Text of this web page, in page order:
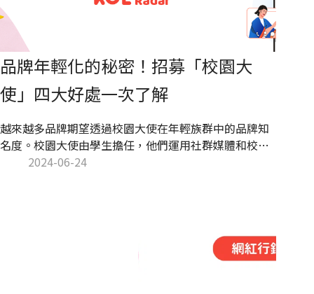
品牌年輕化的秘密！招募「校園大
使」四大好處一次了解
越來越多品牌期望透過校園大使在年輕族群中的品牌知
名度。校園大使由學生擔任，他們運用社群媒體和校園
資源，協助品牌在校園中進行宣傳品牌形象，提高品牌
2024-06-24